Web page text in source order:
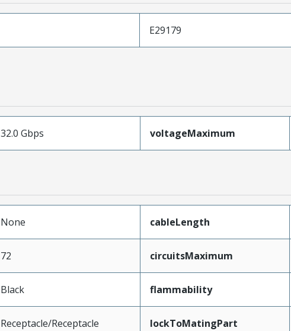
E29179
32.0 Gbps voltageMaximum
None cableLength
72 circuitsMaximum
Black flammability
Receptacle/Receptacle lockToMatingPart